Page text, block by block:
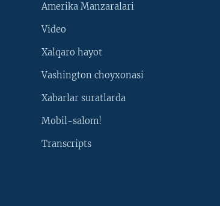
Amerika Manzaralari
Video
Xalqaro hayot
Vashington choyxonasi
Xabarlar suratlarda
Mobil-salom!
Transcripts